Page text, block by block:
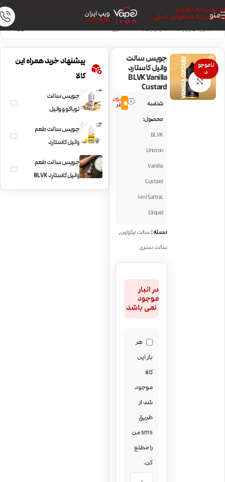
رد کردن به ناوبری
رد کردن به محتوای اصلی
منو ویپ ایران
VAPE IRAN
خانه/جویس ویپ/سالت نیکوتین/سالت دسری
ناموجو
د
بزرگنمایی تصویر
جویس سالت
وانیل کاستارد
BLVK Vanilla
Custard
شناسه
محصول:
BLVK
Unicron
Vanilla
Custard
10ml Saltnic
Eliquid
بدون
نظر0.0
دسته:سالت نیکوتین,
سالت دسری
در انبار
موجود
نمی باشد
هر
بار این
کالا
موجود
شد از
طریق
sms من
را مطلع
کن.
پیشنهاد خرید همراه این
کالا
جویس سالت
توباکو و وانیل
Sweet Tobacco
جویس سالت طعم
وانیل کاستارد
Vapetasia Killer
Kustard Saltnic
جویس سالت طعم
وانیل کاستارد BLVK
Vanilla Custard